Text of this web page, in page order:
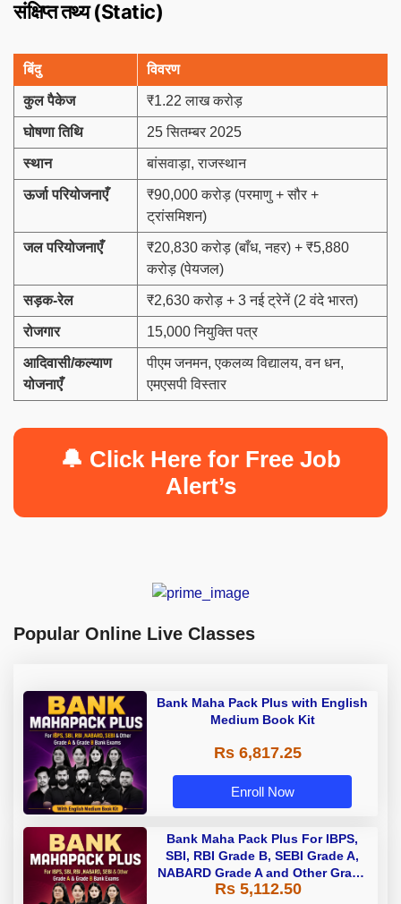
संक्षिप्त तथ्य (Static)
बिंदु विवरण
कुल पैकेज ₹1.22 लाख करोड़
घोषणा तिथि 25 सितम्बर 2025
स्थान बांसवाड़ा, राजस्थान
ऊर्जा परियोजनाएँ
₹90,000 करोड़ (परमाणु + सौर +
ट्रांसमिशन)
जल परियोजनाएँ
₹20,830 करोड़ (बाँध, नहर) + ₹5,880
करोड़ (पेयजल)
सड़क-रेल ₹2,630 करोड़ + 3 नई ट्रेनें (2 वंदे भारत)
रोजगार 15,000 नियुक्ति पत्र
आदिवासी/कल्याण
योजनाएँ
पीएम जनमन, एकलव्य विद्यालय, वन धन,
एमएसपी विस्तार
🔔 Click Here for Free Job
Alert’s
Popular Online Live Classes
Bank Maha Pack Plus with English
Medium Book Kit
Rs 6,817.25
Enroll Now
Bank Maha Pack Plus For IBPS,
SBI, RBI Grade B, SEBI Grade A,
NABARD Grade A and Other Grade
A & Grade B Bank Exams
Rs 5,112.50